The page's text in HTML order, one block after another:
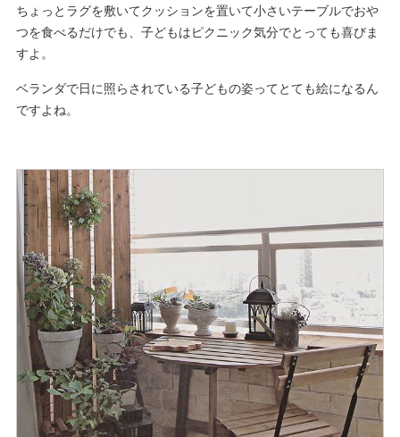
ちょっとラグを敷いてクッションを置いて小さいテーブルでおや
つを食べるだけでも、子どもはピクニック気分でとっても喜びま
すよ。
ベランダで日に照らされている子どもの姿ってとても絵になるん
ですよね。